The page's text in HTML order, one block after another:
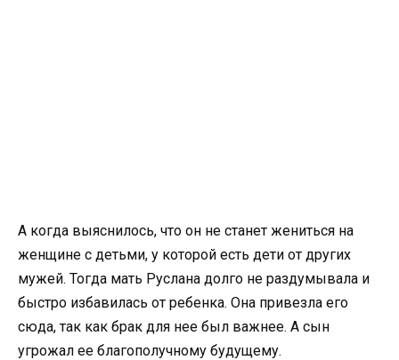
А когда выяснилось, что он не станет жениться на
женщине с детьми, у которой есть дети от других
мужей. Тогда мать Руслана долго не раздумывала и
быстро избавилась от ребенка. Она привезла его
сюда, так как брак для нее был важнее. А сын
угрожал ее благополучному будущему.